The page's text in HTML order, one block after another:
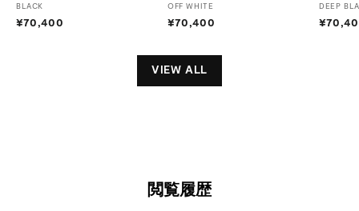
BLACK
¥70,400
OFF WHITE
¥70,400
0
DEEP
VIEW ALL
閲覧履歴